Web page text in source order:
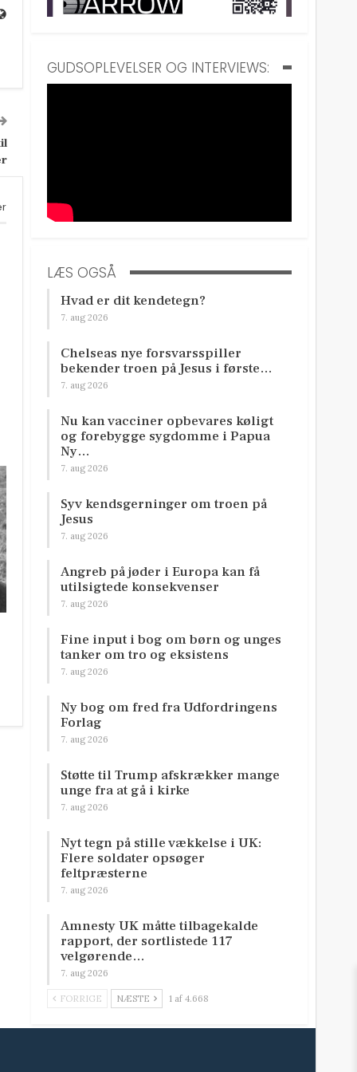
GUDSOPLEVELSER OG INTERVIEWS:
LÆS OGSÅ
Hvad er dit kendetegn?
7. aug 2026
Chelseas nye forsvarsspiller
bekender troen på Jesus i første…
7. aug 2026
Nu kan vacciner opbevares køligt
og forebygge sygdomme i Papua
Ny…
7. aug 2026
Syv kendsgerninger om troen på
Jesus
7. aug 2026
Angreb på jøder i Europa kan få
utilsigtede konsekvenser
7. aug 2026
Fine input i bog om børn og unges
tanker om tro og eksistens
7. aug 2026
Ny bog om fred fra Udfordringens
Forlag
7. aug 2026
Støtte til Trump afskrækker mange
unge fra at gå i kirke
7. aug 2026
Nyt tegn på stille vækkelse i UK:
Flere soldater opsøger
feltpræsterne
7. aug 2026
Amnesty UK måtte tilbagekalde
rapport, der sortlistede 117
velgørende…
7. aug 2026
FORRIGE NÆSTE 1 af 4.668